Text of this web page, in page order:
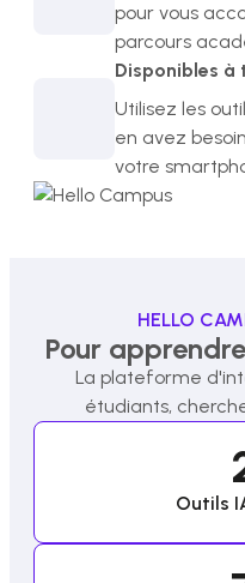
pour vous
parcours
Disponibles
Utilisez les
en avez
votre
HELLO
Pour
La plateforme
étudiants,
Outils